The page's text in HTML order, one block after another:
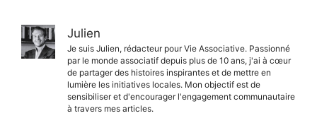
Julien
Je suis Julien, rédacteur pour Vie Associative. Passionné
par le monde associatif depuis plus de 10 ans, j'ai à cœur
de partager des histoires inspirantes et de mettre en
lumière les initiatives locales. Mon objectif est de
sensibiliser et d'encourager l'engagement communautaire
à travers mes articles.